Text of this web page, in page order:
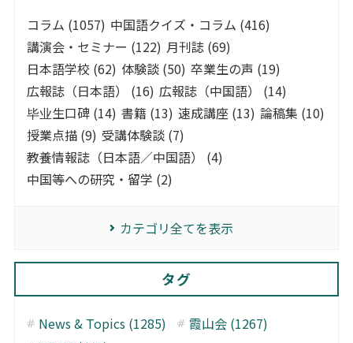
コラム (1057) 中国語クイズ・コラム (416)
講演会・セミナー (122) 月刊誌 (69)
日本語学校 (62) 体験談 (50) 卒業生の声 (19)
広報誌（日本語） (16) 広報誌（中国語） (14)
毕业生口碑 (14) 書籍 (13) 速成講座 (13) 論稿集 (10)
授業点描 (9) 受講体験談 (7)
教養情報誌（日本語／中国語） (4)
中国等への研究・留学 (2)
カテゴリ全てを表示
タグ
News & Topics (1285)
霞山会 (1267)